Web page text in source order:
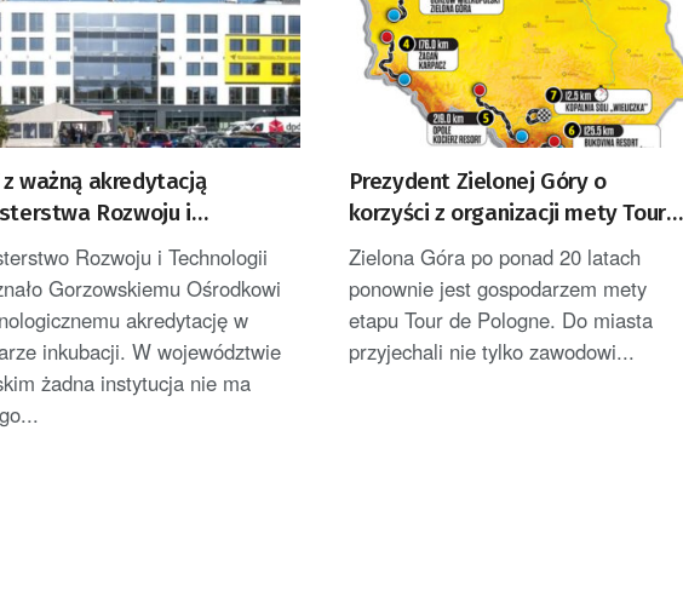
z ważną akredytacją
Rozwoju i
Rozwoju i Technologii
Gorzowskiemu Ośrodkowi
akredytację w
inkubacji. W województwie
żadna instytucja nie ma
Prezydent Zielonej Góry o
korzyści z organizacji mety Tour
de Pologne
Zielona Góra po ponad 20 latach
ponownie jest gospodarzem mety
etapu Tour de Pologne. Do miasta
przyjechali nie tylko zawodowi...